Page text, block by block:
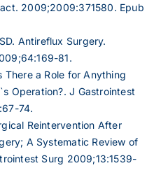
2009;2009:371580. Epub
Antireflux Surgery.
81.
There a Role for Anything
Operation?. J Gastrointest
74.
Reintervention After
A Systematic Review of
Surg 2009;13:1539-